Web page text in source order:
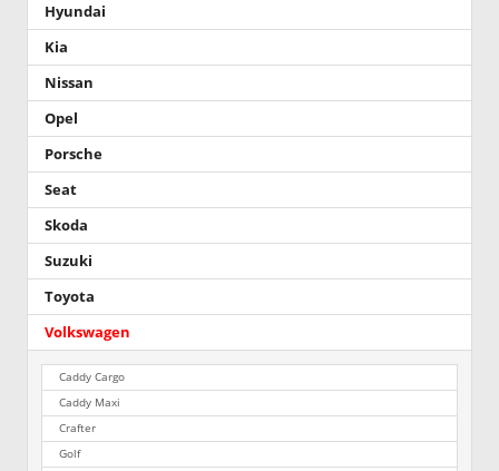
Hyundai
Kia
Nissan
Opel
Porsche
Seat
Skoda
Suzuki
Toyota
Volkswagen
Caddy Cargo
Caddy Maxi
Crafter
Golf